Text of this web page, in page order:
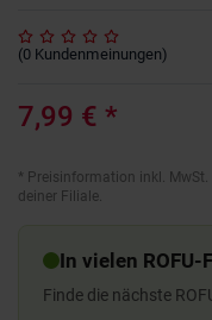
(0 Kundenmeinungen)
7,99 € *
* Preisinformation inkl.
deiner Filiale.
In vielen
Finde die nächste